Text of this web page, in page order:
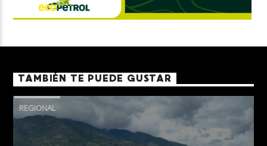
TAMBIÉN TE PUEDE GUSTAR
REGIONAL